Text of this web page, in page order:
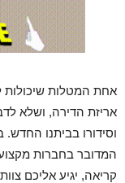
אחת המטלות שיכולות
אריזת הדירה, ושלא
וסידורו בביתנו החדש.
המדובר בחברות
קריאה, יגיע אליכם